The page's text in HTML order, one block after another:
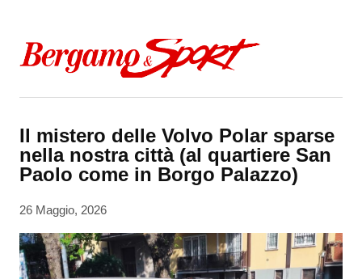
Il mistero delle Volvo Polar sparse
nella nostra città (al quartiere San
Paolo come in Borgo Palazzo)
26 Maggio, 2026